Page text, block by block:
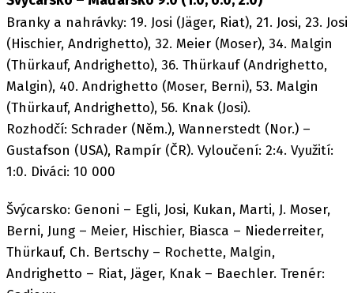
Branky a nahrávky: 19. Josi (Jäger, Riat), 21. Josi, 23. Josi
(Hischier, Andrighetto), 32. Meier (Moser), 34. Malgin
(Thürkauf, Andrighetto), 36. Thürkauf (Andrighetto,
Malgin), 40. Andrighetto (Moser, Berni), 53. Malgin
(Thürkauf, Andrighetto), 56. Knak (Josi).
Rozhodčí: Schrader (Něm.), Wannerstedt (Nor.) –
Gustafson (USA), Rampír (ČR). Vyloučení: 2:4. Využití:
1:0. Diváci: 10 000
Švýcarsko: Genoni – Egli, Josi, Kukan, Marti, J. Moser,
Berni, Jung – Meier, Hischier, Biasca – Niederreiter,
Thürkauf, Ch. Bertschy – Rochette, Malgin,
Andrighetto – Riat, Jäger, Knak – Baechler. Trenér: